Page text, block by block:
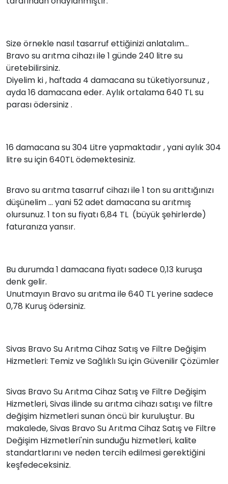
Size örnekle nasıl tasarruf ettiğinizi anlatalım...
Bravo su arıtma cihazı ile 1 günde 240 litre su
üretebilirsiniz.
Diyelim ki , haftada 4 damacana su tüketiyorsunuz ,
ayda 16 damacana eder. Aylık ortalama 640 TL su
parası ödersiniz .
16 damacana su 304 Litre yapmaktadır , yani aylık 304
litre su için 640TL ödemektesiniz.
Bravo su arıtma tasarruf cihazı ile 1 ton su arıttığınızı
düşünelim ... yani 52 adet damacana su arıtmış
olursunuz. 1 ton su fiyatı 6,84 TL (büyük şehirlerde)
faturanıza yansır.
Bu durumda 1 damacana fiyatı sadece 0,13 kuruşa
denk gelir.
Unutmayın Bravo su arıtma ile 640 TL yerine sadece
0,78 Kuruş ödersiniz.
Sivas Bravo Su Arıtma Cihaz Satış ve Filtre Değişim
Hizmetleri: Temiz ve Sağlıklı Su için Güvenilir Çözümler
Sivas Bravo Su Arıtma Cihaz Satış ve Filtre Değişim
Hizmetleri, Sivas ilinde su arıtma cihazı satışı ve filtre
değişim hizmetleri sunan öncü bir kuruluştur. Bu
makalede, Sivas Bravo Su Arıtma Cihaz Satış ve Filtre
Değişim Hizmetleri'nin sunduğu hizmetleri, kalite
standartlarını ve neden tercih edilmesi gerektiğini
keşfedeceksiniz.